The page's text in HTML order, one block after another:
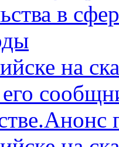
в
на